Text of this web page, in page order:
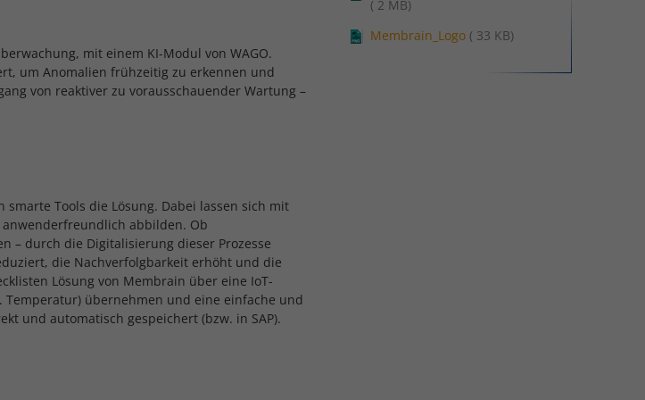
mit einem KI-Modul von WAGO.
um Anomalien frühzeitig zu erkennen und
von reaktiver zu vorausschauender Wartung –
Tools die Lösung. Dabei lassen sich mit
abbilden. Ob
– durch die Digitalisierung dieser Prozesse
die Nachverfolgbarkeit erhöht und die
Lösung von Membrain über eine IoT-
Temperatur) übernehmen und eine einfache und
und automatisch gespeichert (bzw. in SAP).
( 2 MB)
Membrain_Logo ( 33 KB)
wird verwendet, um Ihre
GmbH
Zustände des Benutzers bei allen
unserer Websites.
Auswertung der Nutzung von
und Besucherhäufigkeit von
anzeigen
Monate
von individuellen Inhalten und
auf Partner-Websites. Basis ist das
auf unserer Website.